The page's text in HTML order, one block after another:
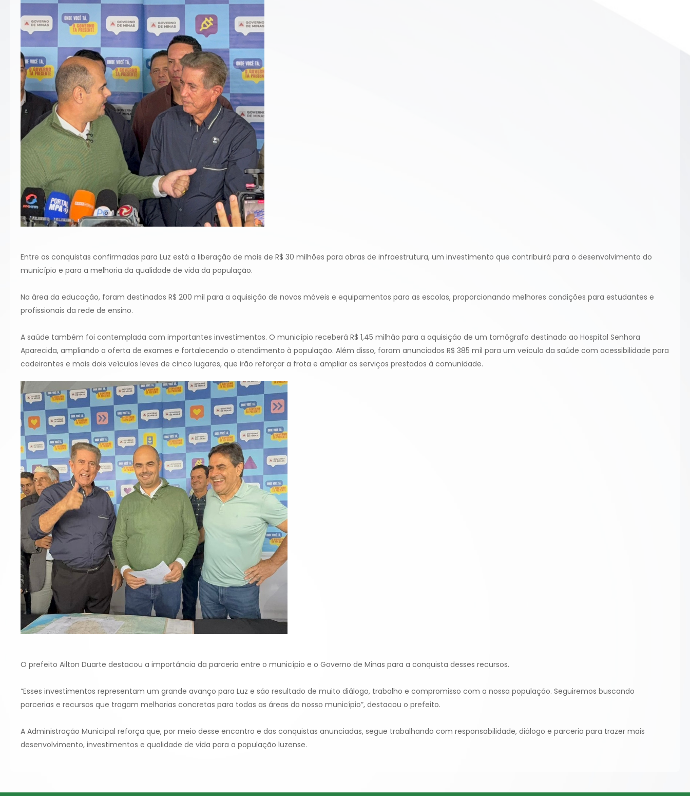
Entre as conquistas confirmadas para Luz está a liberação de mais de R$ 30 milhões para obras de infraestrutura, um investimento que contribuirá para o desenvolvimento do
município e para a melhoria da qualidade de vida da população.
Na área da educação, foram destinados R$ 200 mil para a aquisição de novos móveis e equipamentos para as escolas, proporcionando melhores condições para estudantes e
profissionais da rede de ensino.
A saúde também foi contemplada com importantes investimentos. O município receberá R$ 1,45 milhão para a aquisição de um tomógrafo destinado ao Hospital Senhora
Aparecida, ampliando a oferta de exames e fortalecendo o atendimento à população. Além disso, foram anunciados R$ 385 mil para um veículo da saúde com acessibilidade para
cadeirantes e mais dois veículos leves de cinco lugares, que irão reforçar a frota e ampliar os serviços prestados à comunidade.
O prefeito Ailton Duarte destacou a importância da parceria entre o município e o Governo de Minas para a conquista desses recursos.
“Esses investimentos representam um grande avanço para Luz e são resultado de muito diálogo, trabalho e compromisso com a nossa população. Seguiremos buscando
parcerias e recursos que tragam melhorias concretas para todas as áreas do nosso município”, destacou o prefeito.
A Administração Municipal reforça que, por meio desse encontro e das conquistas anunciadas, segue trabalhando com responsabilidade, diálogo e parceria para trazer mais
desenvolvimento, investimentos e qualidade de vida para a população luzense.